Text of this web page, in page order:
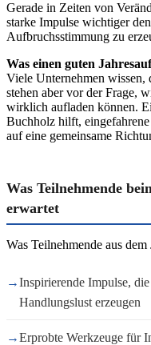
Gerade in Zeiten von
starke Impulse wichtiger
Aufbruchsstimmung zu
Was einen guten
Viele Unternehmen wissen,
stehen aber vor der Frage,
wirklich aufladen können.
Buchholz hilft,
auf eine gemeinsame
Was Teilnehmende
erwartet
Was Teilnehmende aus
→Inspirierende Impulse,
Handlungslust erzeugen
→Erprobte Werkzeuge für